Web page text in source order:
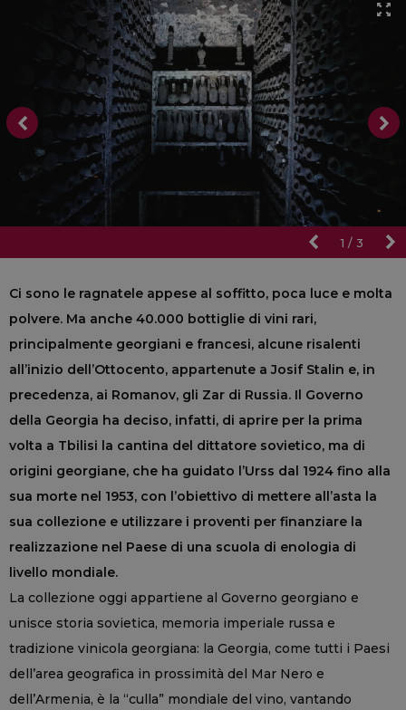
1 / 3
Ci sono le ragnatele appese al soffitto, poca luce e molta
polvere. Ma anche 40.000 bottiglie di vini rari,
principalmente georgiani e francesi, alcune risalenti
all’inizio dell’Ottocento, appartenute a Josif Stalin e, in
precedenza, ai Romanov, gli Zar di Russia. Il Governo
della Georgia ha deciso, infatti, di aprire per la prima
volta a Tbilisi la cantina del dittatore sovietico, ma di
origini georgiane, che ha guidato l’Urss dal 1924 fino alla
sua morte nel 1953, con l’obiettivo di mettere all’asta la
sua collezione e utilizzare i proventi per finanziare la
realizzazione nel Paese di una scuola di enologia di
livello mondiale.
La collezione oggi appartiene al Governo georgiano e
unisce storia sovietica, memoria imperiale russa e
tradizione vinicola georgiana: la Georgia, come tutti i Paesi
dell’area geografica in prossimità del Mar Nero e
dell’Armenia, è la “culla” mondiale del vino, vantando